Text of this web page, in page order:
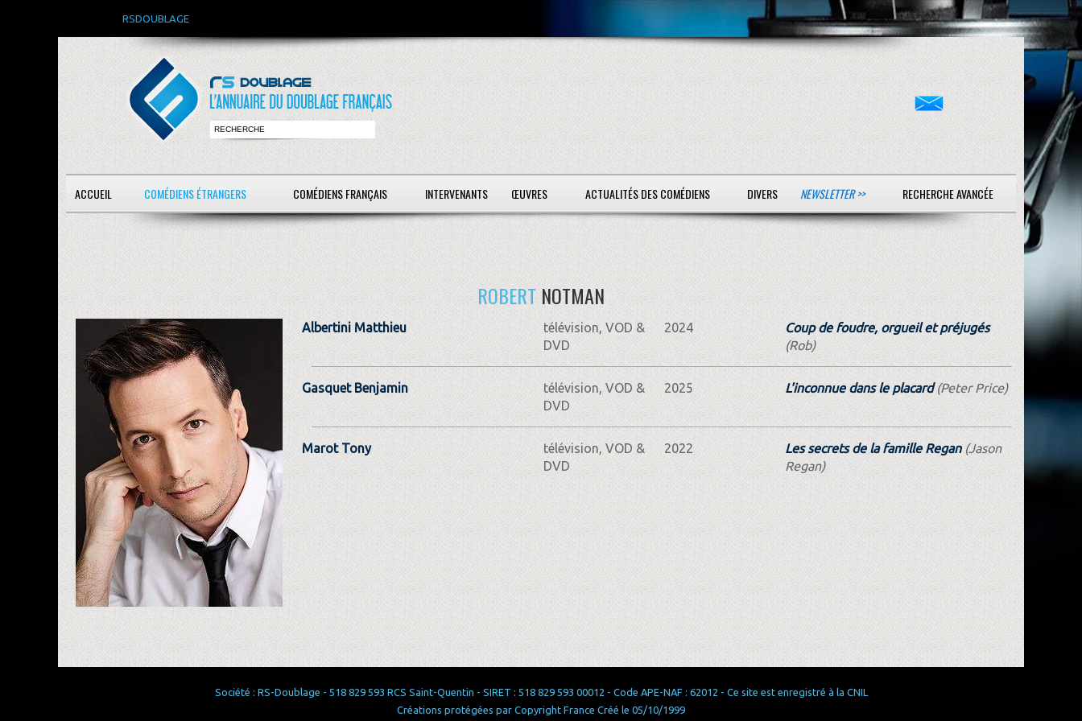
RSDOUBLAGE
ACCUEIL COMÉDIENS ÉTRANGERS COMÉDIENS FRANÇAIS INTERVENANTS ŒUVRES ACTUALITÉS DES COMÉDIENS DIVERS NEWSLETTER >> RECHERCHE AVANCÉE
ROBERTNOTMAN
Albertini Matthieu
télévision, VOD &
DVD
2024
Coup de foudre, orgueil et préjugés
(Rob)
Gasquet Benjamin
télévision, VOD &
DVD
2025 L'inconnue dans le placard(Peter Price)
Marot Tony
télévision, VOD &
DVD
2022 Les secrets de la famille Regan(Jason
Regan)
Société : RS-Doublage - 518 829 593 RCS Saint-Quentin - SIRET : 518 829 593 00012 - Code APE-NAF : 62012 - Ce site est enregistré à la CNIL
Créations protégées par Copyright France Créé le 05/10/1999